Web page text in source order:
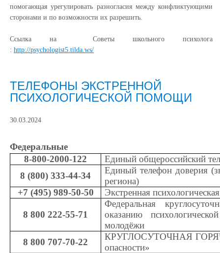
помогающая урегулировать разногласия между конфликтующими
сторонами и по возможности их разрешить.
Ссылка на Советы школьного психолога
: http://psychologist5.tilda.ws/
ТЕЛЕФОНЫ ЭКСТРЕННОЙ
ПСИХОЛОГИЧЕСКОЙ ПОМОЩИ
30.03.2024
Федеральные
8-800-2000-122
Единый общероссийский
8 (800) 333-44-34
Единый телефон доверия
региона)
+7 (495) 989-50-50
Экстренная
8 800 222-55-71
Федеральная
оказанию
молодёжи
8 800 707-70-22
КРУГЛОСУТОЧНАЯ
опасности»